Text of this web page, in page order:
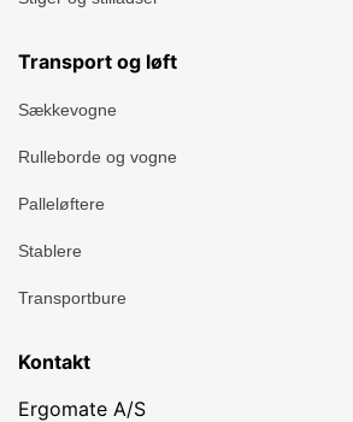
Transport og løft
Sækkevogne
Rulleborde og vogne
Palleløftere
Stablere
Transportbure
Kontakt
Ergomate A/S